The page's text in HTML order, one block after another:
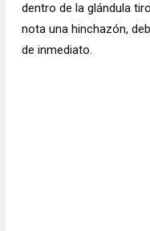
dentro de la glándula
nota una hinchazón,
de inmediato.